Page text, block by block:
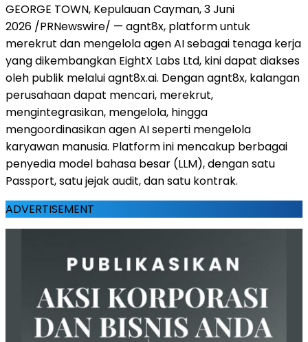
GEORGE TOWN, Kepulauan Cayman, 3 Juni
2026 /PRNewswire/ — agnt8x, platform untuk
merekrut dan mengelola agen AI sebagai tenaga kerja
yang dikembangkan EightX Labs Ltd, kini dapat diakses
oleh publik melalui agnt8x.ai. Dengan agnt8x, kalangan
perusahaan dapat mencari, merekrut,
mengintegrasikan, mengelola, hingga
mengoordinasikan agen AI seperti mengelola
karyawan manusia. Platform ini mencakup berbagai
penyedia model bahasa besar (LLM), dengan satu
Passport, satu jejak audit, dan satu kontrak.
ADVERTISEMENT